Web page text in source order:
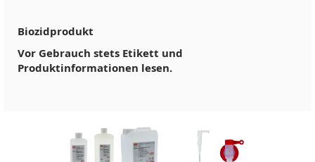
Biozidprodukt
Vor Gebrauch stets Etikett und
Produktinformationen lesen.